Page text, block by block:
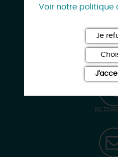
02 38 96
06 73
Voir notre politique
Je